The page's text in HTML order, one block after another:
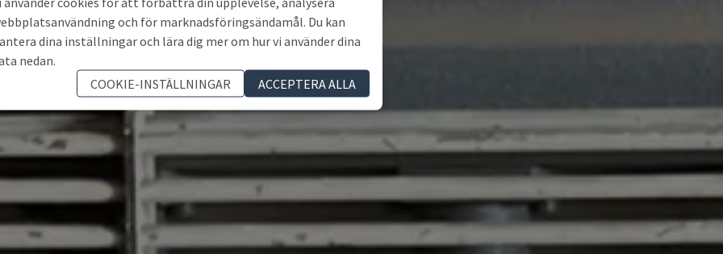
och för marknadsföringsändamål. Du kan
dina inställningar och lära dig mer om hur vi använder dina
nedan.
COOKIE-INSTÄLLNINGAR
ACCEPTERA ALLA